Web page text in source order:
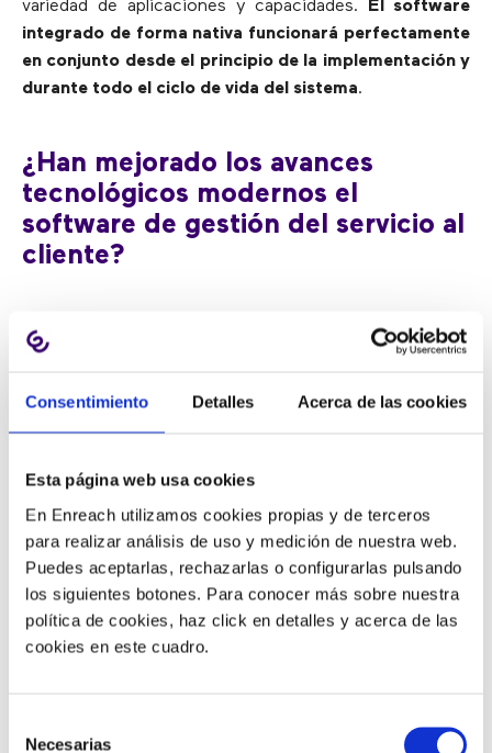
Consentimiento Detalles Acerca de las cookies
Esta página web usa cookies
En Enreach utilizamos cookies propias y de terceros
para realizar análisis de uso y medición de nuestra web.
Puedes aceptarlas, rechazarlas o configurarlas pulsando
los siguientes botones. Para conocer más sobre nuestra
política de cookies, haz click en detalles y acerca de las
cookies en este cuadro.
Necesarias
variedad de aplicaciones y capacidades.
El software
integrado de forma nativa funcionará perfectamente
en conjunto desde el principio de la implementación y
durante todo el ciclo de vida del sistema.
¿Han mejorado los avances
tecnológicos modernos el
software de gestión del servicio al
cliente?
Los proveedores de software han sido rápidos y
creativos al incorporar nueva tecnología en sus
modernos han mejorado la CX, la experiencia del
call center y los precios del software
ha mejorado el software de gestión de servicio al
cliente en aspectos como:
Plataforma en la nube.
Integraciones CRM
Experiencias omnicanal.
Inteligencia Artificial (IA).
¿Cómo ganan los clientes con el